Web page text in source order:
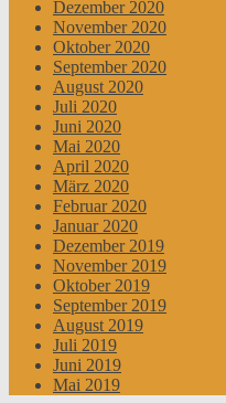
Dezember 2020
November 2020
Oktober 2020
September 2020
August 2020
Juli 2020
Juni 2020
Mai 2020
April 2020
März 2020
Februar 2020
Januar 2020
Dezember 2019
November 2019
Oktober 2019
September 2019
August 2019
Juli 2019
Juni 2019
Mai 2019